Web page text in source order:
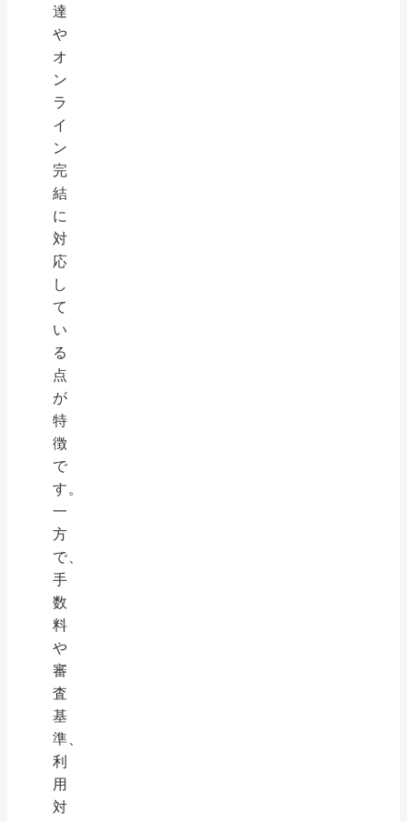
達
や
オ
ン
ラ
イ
ン
完
結
に
対
応
し
て
い
る
点
が
特
徴
で
す。
一
方
で、
手
数
料
や
審
査
基
準、
利
用
対